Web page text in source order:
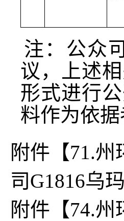
注：公众
议，上述
形式进行
料作为依
附件【71.州
司G1816乌
附件【74.州